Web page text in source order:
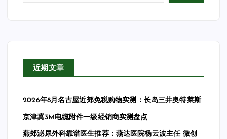
近期文章
2026年8月名古屋近郊免税购物实测：长岛三井奥特莱斯
京津冀3M电缆附件一级经销商实测盘点
燕郊泌尿外科靠谱医生推荐：燕达医院杨云波主任 微创